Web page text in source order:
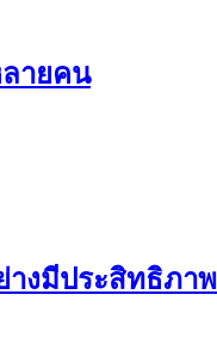
ายคน
างมีประสิทธิภาพ